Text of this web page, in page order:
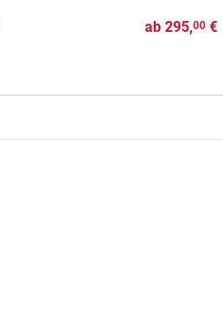
ab295,00 €